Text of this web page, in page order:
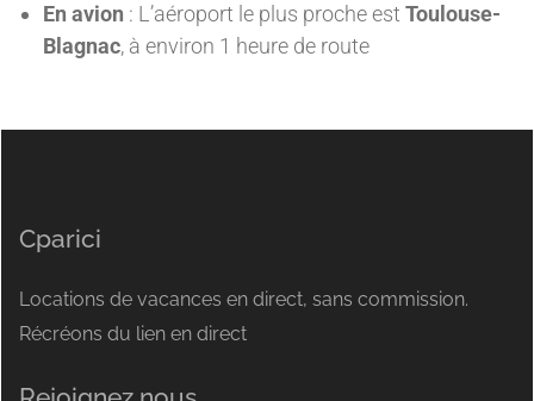
En avion : L’aéroport le plus proche est Toulouse-
Blagnac, à environ 1 heure de route
Cparici
Locations de vacances en direct, sans commission.
Récréons du lien en direct